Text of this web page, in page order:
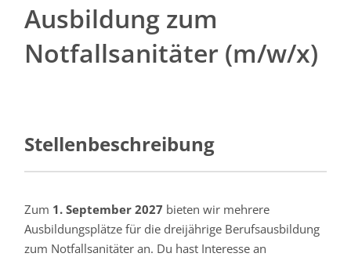
Ausbildung zum
Notfallsanitäter (m/w/x)
Stellenbeschreibung
Zum 1. September 2027 bieten wir mehrere
Ausbildungsplätze für die dreijährige Berufsausbildung
zum Notfallsanitäter an. Du hast Interesse an